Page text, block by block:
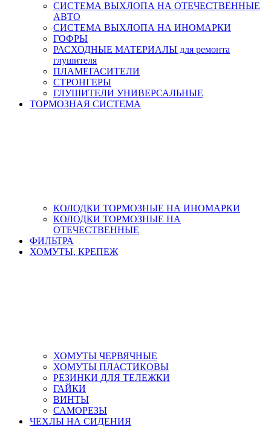
СИСТЕМА ВЫХЛОПА НА ОТЕЧЕСТВЕННЫЕ
АВТО
СИСТЕМА ВЫХЛОПА НА ИНОМАРКИ
ГОФРЫ
РАСХОДНЫЕ МАТЕРИАЛЫ для ремонта
глушителя
ПЛАМЕГАСИТЕЛИ
СТРОНГЕРЫ
ГЛУШИТЕЛИ УНИВЕРСАЛЬНЫЕ
ТОРМОЗНАЯ СИСТЕМА
КОЛОДКИ ТОРМОЗНЫЕ НА ИНОМАРКИ
КОЛОДКИ ТОРМОЗНЫЕ НА
ОТЕЧЕСТВЕННЫЕ
ФИЛЬТРА
ХОМУТЫ, КРЕПЕЖ
ХОМУТЫ ЧЕРВЯЧНЫЕ
ХОМУТЫ ПЛАСТИКОВЫ
РЕЗИНКИ ДЛЯ ТЕЛЕЖКИ
ГАЙКИ
ВИНТЫ
САМОРЕЗЫ
ЧЕХЛЫ НА СИДЕНИЯ